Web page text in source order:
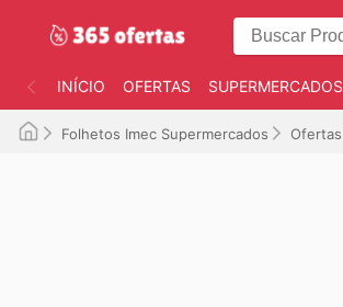
INÍCIO OFERTAS SUPERMERCADOS
Folhetos Imec Supermercados Ofertas